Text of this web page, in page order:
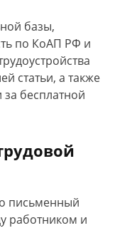
базы,
по КоАП РФ и
статьи, а также
бесплатной
письменный
работником и